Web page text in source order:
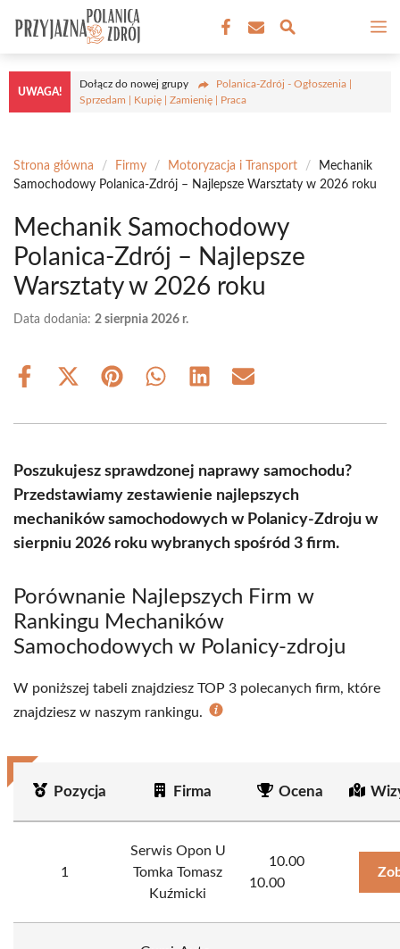
treści
UWAGA!
Dołącz do nowej grupy
Polanica-Zdrój - Ogłoszenia |
Sprzedam | Kupię | Zamienię | Praca
Strona główna / Firmy / Motoryzacja i Transport /
Mechanik
Samochodowy Polanica-Zdrój – Najlepsze Warsztaty w 2026 roku
Mechanik Samochodowy
Polanica-Zdrój – Najlepsze
Warsztaty w 2026 roku
Data dodania: 2 sierpnia 2026 r.
Share
Share
(Twitter)
Share Share Share Share
Poszukujesz sprawdzonej naprawy samochodu?
Przedstawiamy zestawienie najlepszych
mechaników samochodowych w Polanicy-Zdroju w
sierpniu 2026 roku wybranych spośród 3 firm.
Porównanie Najlepszych Firm w
Rankingu Mechaników
Samochodowych w Polanicy-zdroju
W poniższej tabeli znajdziesz TOP 3 polecanych firm, które
znajdziesz w naszym rankingu.
Pozycja Firma Ocena
1
Serwis Opon U
Tomka Tomasz
Kuźmicki
10.00
10.00